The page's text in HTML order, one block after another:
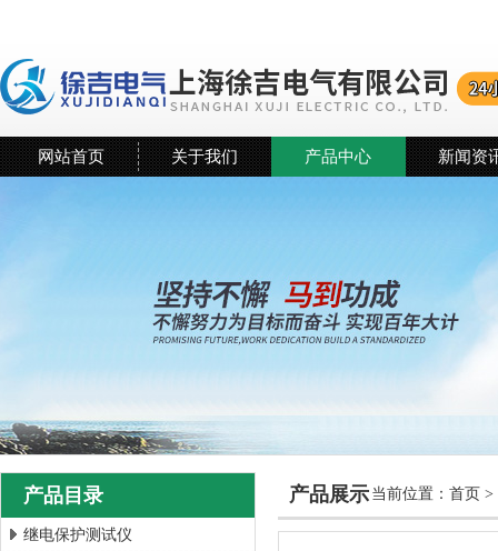
网站首页 关于我们 产品中心 新闻资
产品目录
继电保护测试仪
产品展示 当前位置： 首页 >